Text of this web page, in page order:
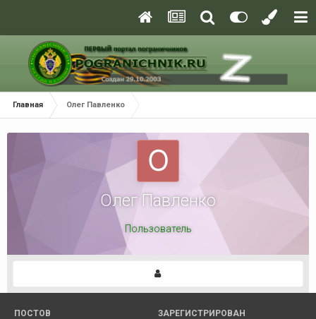
Главная Олег Павленко
Олег Павленко
Пользователь
ПОСТОВ ЗАРЕГИСТРИРОВАН